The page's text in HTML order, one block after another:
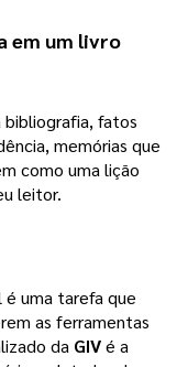
em um livro
bibliografia, fatos
memórias que
como uma lição
leitor.
é uma tarefa que
as ferramentas
da GIV é a